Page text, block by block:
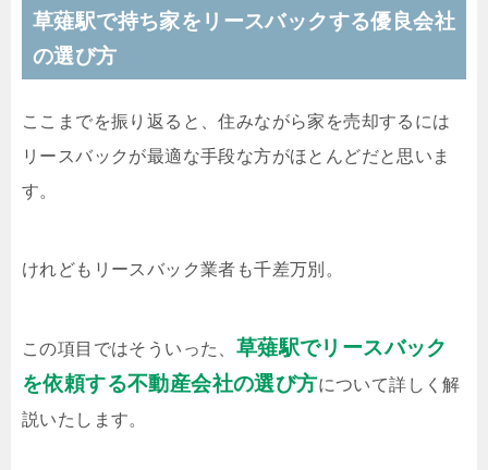
草薙駅で持ち家をリースバックする優良会社
の選び方
ここまでを振り返ると、住みながら家を売却するには
リースバックが最適な手段な方がほとんどだと思いま
す。
けれどもリースバック業者も千差万別。
この項目ではそういった、 草薙駅でリースバック
を依頼する不動産会社の選び方について詳しく解
説いたします。